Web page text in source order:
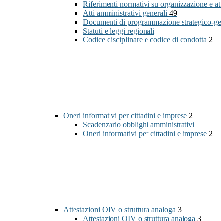
Riferimenti normativi su organizzazione e
Atti amministrativi generali 49
Documenti di programmazione strategico-
Statuti e leggi regionali
Codice disciplinare e codice di condotta 2
Oneri informativi per cittadini e imprese 2
Scadenzario obblighi amministrativi
Oneri informativi per cittadini e imprese 2
Attestazioni OIV o struttura analoga 3
Attestazioni OIV o struttura analoga 3